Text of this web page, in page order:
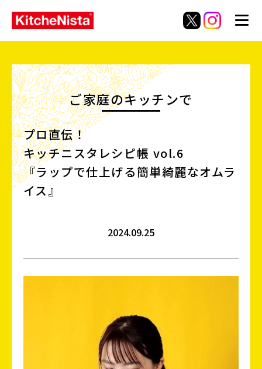
ご家庭のキッチンで
プロ直伝！
キッチニスタレシピ帳 vol.6
『ラップで仕上げる簡単綺麗なオムラ
イス』
2024.09.25